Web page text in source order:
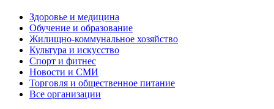
Здоровье и медицина
Обучение и образование
Жилищно-коммунальное хозяйство
Культура и искусство
Спорт и фитнес
Новости и СМИ
Торговля и общественное питание
Все организации